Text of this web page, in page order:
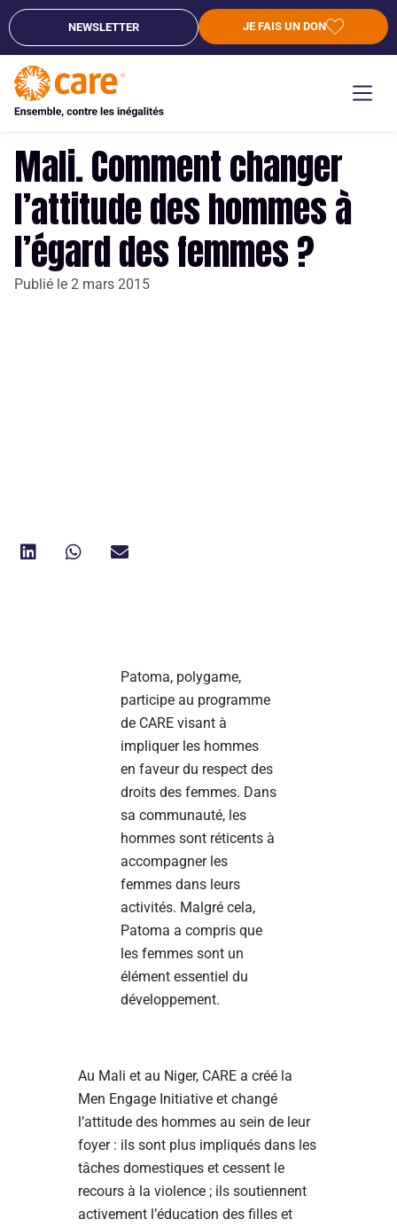
NEWSLETTER JE FAIS UN DON
Mali. Comment changer
l’attitude des hommes à
l’égard des femmes ?
Publié le 2 mars 2015
Patoma, polygame,
participe au programme
de CARE visant à
impliquer les hommes
en faveur du respect des
droits des femmes. Dans
sa communauté, les
hommes sont réticents à
accompagner les
femmes dans leurs
activités. Malgré cela,
Patoma a compris que
les femmes sont un
élément essentiel du
développement.
Au Mali et au Niger, CARE a créé la
Men Engage Initiative et changé
l’attitude des hommes au sein de leur
foyer : ils sont plus impliqués dans les
tâches domestiques et cessent le
recours à la violence ; ils soutiennent
activement l’éducation des filles et